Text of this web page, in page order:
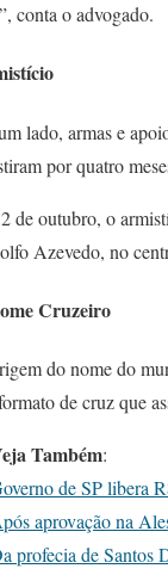
conta o advogado.
lado, armas e
por quatro
de outubro, o
Azevedo, no
Cruzeiro
do nome do
de cruz que
Também:
de SP libera
aprovação na
profecia de Santos